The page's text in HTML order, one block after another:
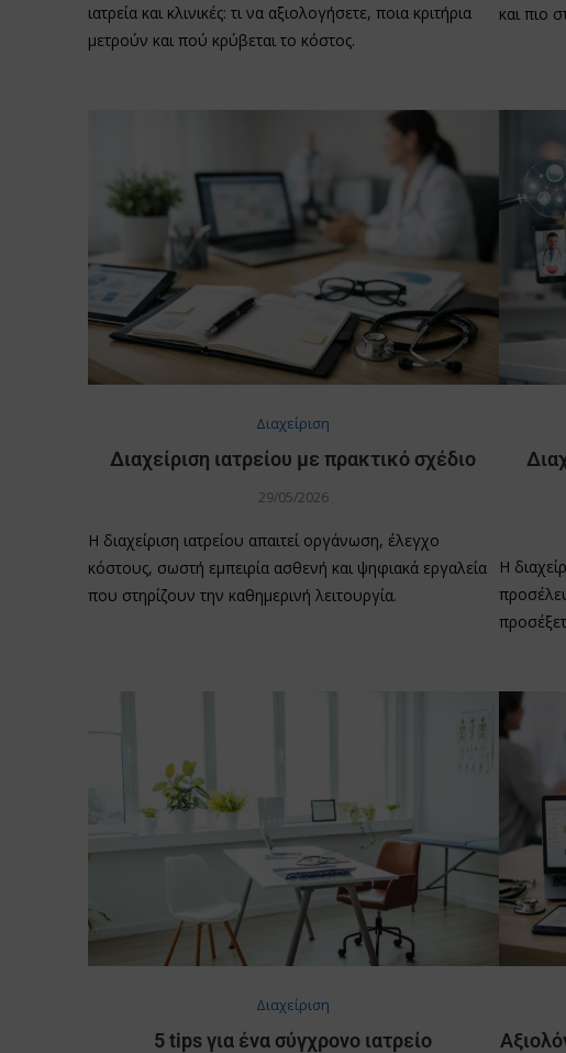
ιατρεία και κλινικές: τι να αξιολογήσετε, ποια κριτήρια
μετρούν και πού κρύβεται το κόστος.
και πιο
Διαχείριση
Διαχείριση ιατρείου με πρακτικό σχέδιο
29/05/2026
Η διαχείριση ιατρείου απαιτεί οργάνωση, έλεγχο
κόστους, σωστή εμπειρία ασθενή και ψηφιακά εργαλεία
που στηρίζουν την καθημερινή λειτουργία.
Η
Διαχείριση
5 tips για ένα σύγχρονο ιατρείο